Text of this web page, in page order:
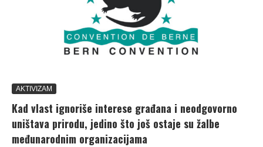
AKTIVIZAM
Kad vlast ignoriše interese građana i neodgovorno
uništava prirodu, jedino što još ostaje su žalbe
međunarodnim organizacijama